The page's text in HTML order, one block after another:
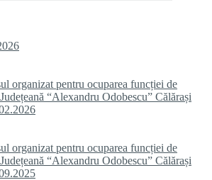
organizat pentru ocuparea funcției de
“Alexandru Odobescu” Călărași
organizat pentru ocuparea funcției de
“Alexandru Odobescu” Călărași